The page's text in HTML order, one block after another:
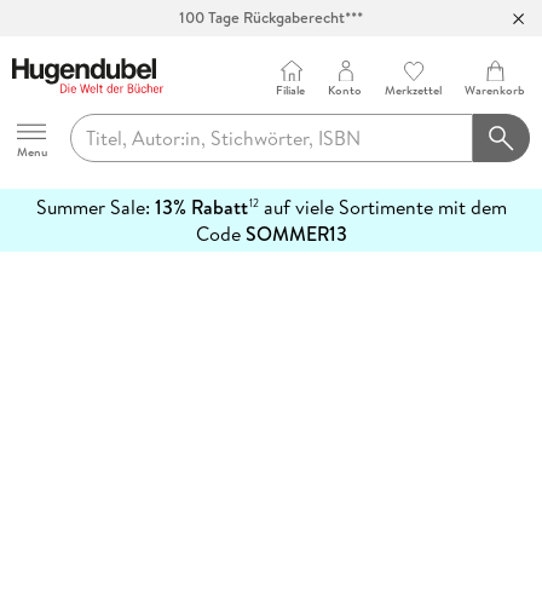
100 Tage Rückgaberecht***
Hugendubel
Menu
Filiale Konto Merkzettel Warenkorb
Summer Sale: 13% Rabatt12auf viele Sortimente mit dem
CodeSOMMER13
erfahren